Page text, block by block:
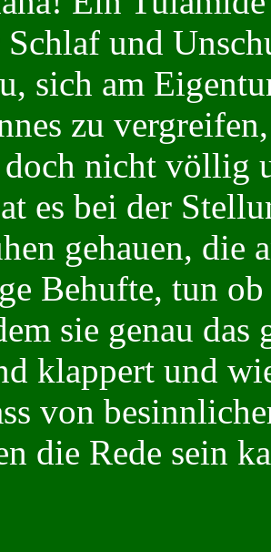
und
sich am
zu
nicht völlig
es bei der
gehauen, die
Behufte, tun
sie genau das
klappert und
von
die Rede sein